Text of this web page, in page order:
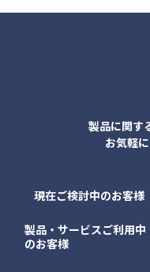
製品に関す
お気軽
現在ご検討中のお客様
製品・サービスご利用中
のお客様